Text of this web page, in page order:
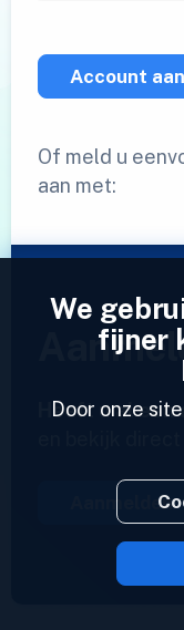
Account
Of meld u
aan met:
Heeft u al
en bekijk
Aanmelden
We
fijner
Door onze